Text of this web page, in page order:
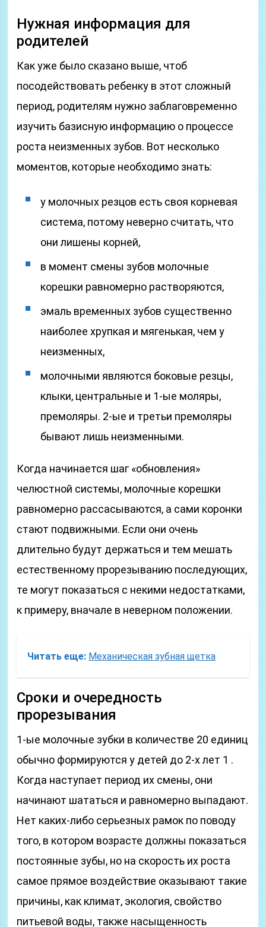
Нужная информация для
родителей
Как уже было сказано выше, чтоб
посодействовать ребенку в этот сложный
период, родителям нужно заблаговременно
изучить базисную информацию о процессе
роста неизменных зубов. Вот несколько
моментов, которые необходимо знать:
у молочных резцов есть своя корневая
система, потому неверно считать, что
они лишены корней,
в момент смены зубов молочные
корешки равномерно растворяются,
эмаль временных зубов существенно
наиболее хрупкая и мягенькая, чем у
неизменных,
молочными являются боковые резцы,
клыки, центральные и 1-ые моляры,
премоляры. 2-ые и третьи премоляры
бывают лишь неизменными.
Когда начинается шаг «обновления»
челюстной системы, молочные корешки
равномерно рассасываются, а сами коронки
стают подвижными. Если они очень
длительно будут держаться и тем мешать
естественному прорезыванию последующих,
те могут показаться с некими недостатками,
к примеру, вначале в неверном положении.
Читать еще: Механическая зубная щетка
Сроки и очередность
прорезывания
1-ые молочные зубки в количестве 20 единиц
обычно формируются у детей до 2-х лет 1 .
Когда наступает период их смены, они
начинают шататься и равномерно выпадают.
Нет каких-либо серьезных рамок по поводу
того, в котором возрасте должны показаться
постоянные зубы, но на скорость их роста
самое прямое воздействие оказывают такие
причины, как климат, экология, свойство
питьевой воды, также насыщенность